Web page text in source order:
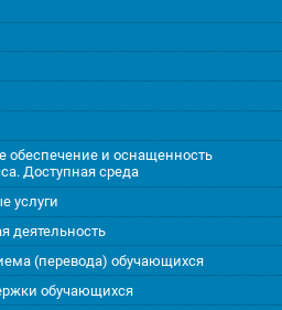
обеспечение и оснащенность
Доступная среда
услуги
деятельность
(перевода) обучающихся
обучающихся